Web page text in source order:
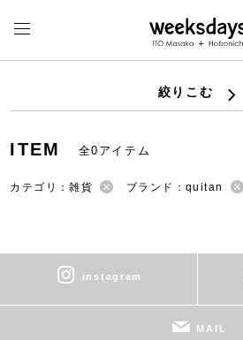
絞りこむ
ITEM 全0アイテム
カテゴリ：雑貨 ブランド：quitan
instagram
MAIL